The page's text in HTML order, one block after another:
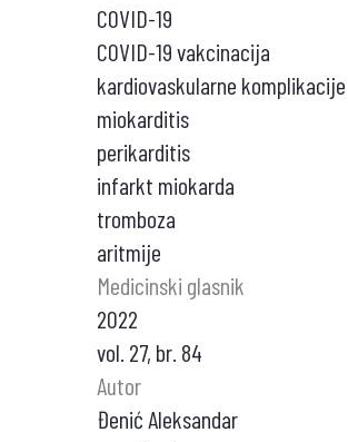
COVID-19
COVID-19 vakcinacija
kardiovaskularne komplikacije
miokarditis
perikarditis
infarkt miokarda
tromboza
aritmije
Medicinski glasnik
2022
vol. 27, br. 84
Autor
Đenić Aleksandar